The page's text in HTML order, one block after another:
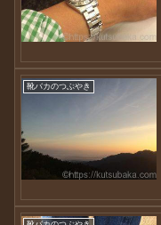
靴バカのつぶやき